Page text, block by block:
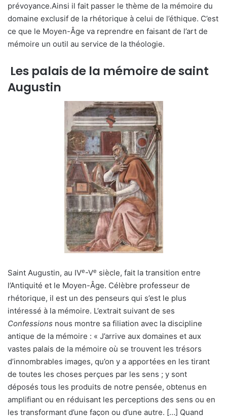
prévoyance.Ainsi il fait passer le thème de la mémoire du
domaine exclusif de la rhétorique à celui de l’éthique. C’est
ce que le Moyen-Âge va reprendre en faisant de l’art de
mémoire un outil au service de la théologie.
Les palais de la mémoire de saint
Augustin
Saint Augustin, au IVe-Ve siècle, fait la transition entre
l’Antiquité et le Moyen-Âge. Célèbre professeur de
rhétorique, il est un des penseurs qui s’est le plus
intéressé à la mémoire. L’extrait suivant de ses
Confessions nous montre sa filiation avec la discipline
antique de la mémoire : « J’arrive aux domaines et aux
vastes palais de la mémoire où se trouvent les trésors
d’innombrables images, qu’on y a apportées en les tirant
de toutes les choses perçues par les sens ; y sont
déposés tous les produits de notre pensée, obtenus en
amplifiant ou en réduisant les perceptions des sens ou en
les transformant d’une façon ou d’une autre. […] Quand